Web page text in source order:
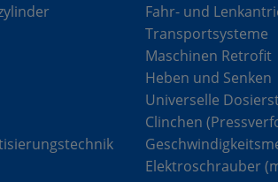
Fahr- und
Transportsysteme
Maschinen Retrofit
Heben und Senken
Universelle
Clinchen
Elektroschrauber